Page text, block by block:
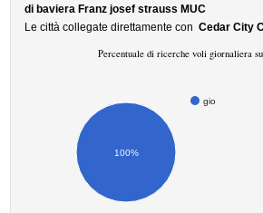
di baviera Franz josef strauss MUC
Le città collegate direttamente con Cedar City
Percentuale di ricerche voli giornaliera
gio
100%